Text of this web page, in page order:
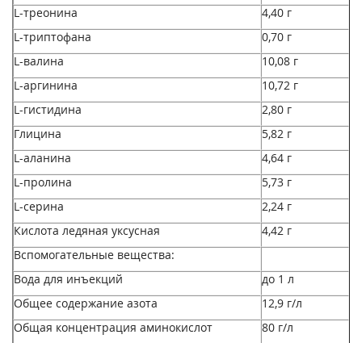
L-треонина
4,40 г
L-триптофана
0,70 г
L-валина
10,08 г
L-аргинина
10,72 г
L-гистидина
2,80 г
Глицина
5,82 г
L-аланина
4,64 г
L-пролина
5,73 г
L-серина
2,24 г
Кислота ледяная уксусная
4,42 г
Вспомогательные вещества:
Вода для инъекций
до 1 л
Общее содержание азота
12,9 г/л
Общая концентрация аминокислот
80 г/л